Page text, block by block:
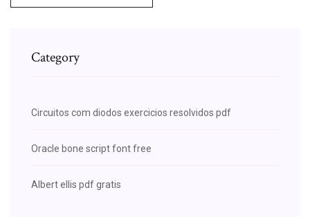
Category
Circuitos com diodos exercicios resolvidos pdf
Oracle bone script font free
Albert ellis pdf gratis